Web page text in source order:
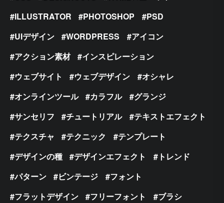
ILLUSTRATOR
PHOTOSHOP
PSD
UIデザイン
WORDPRESS
アイコン
アクション素材
インスピレーション
ウェブサイト
ウェブデザイン
オシャレ
オンラインツール
カラフル
グランジ
サンセリフ
チュートリアル
テキストエフェクト
テクスチャ
テクニック
テンプレート
デザインの種
デザインエフェクト
トレンド
パターン
ビンテージ
フォント
フラットデザイン
フリーフォント
ブラシ